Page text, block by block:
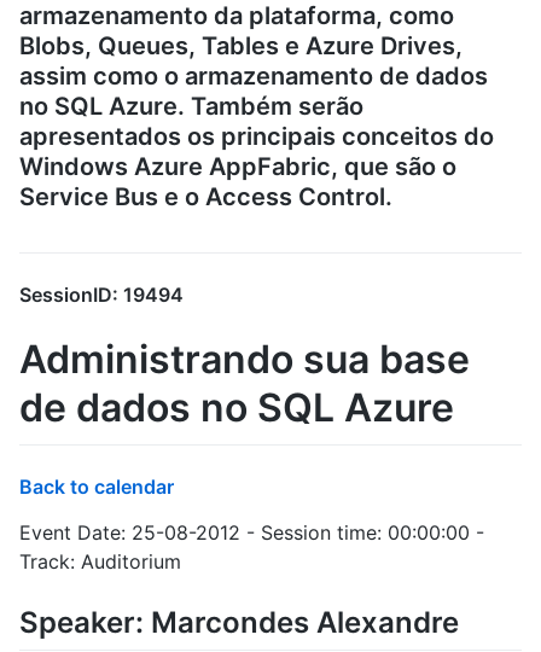
armazenamento da plataforma, como
Blobs, Queues, Tables e Azure Drives,
assim como o armazenamento de dados
no SQL Azure. Também serão
apresentados os principais conceitos do
Windows Azure AppFabric, que são o
Service Bus e o Access Control.
SessionID: 19494
Administrando sua base
de dados no SQL Azure
Back to calendar
Event Date: 25-08-2012 - Session time: 00:00:00 -
Track: Auditorium
Speaker: Marcondes Alexandre